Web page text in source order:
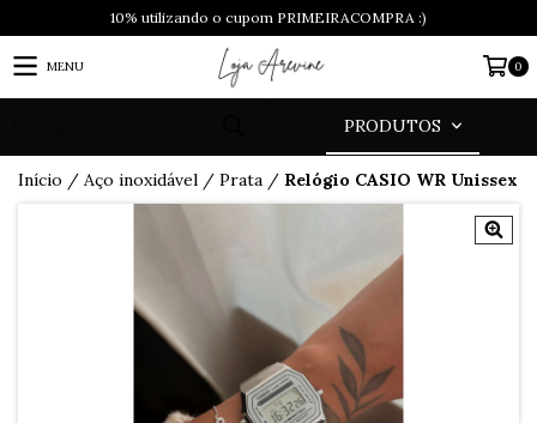
10% utilizando o cupom PRIMEIRACOMPRA :)
MENU 0
PRODUTOS
Início / Aço inoxidável / Prata / Relógio CASIO WR Unissex